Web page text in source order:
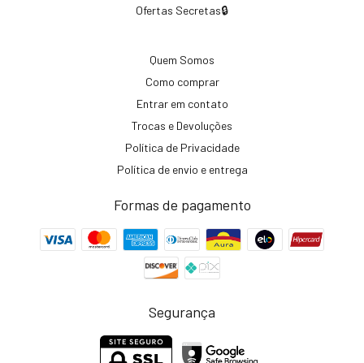
Ofertas Secretas🔒
Quem Somos
Como comprar
Entrar em contato
Trocas e Devoluções
Política de Privacidade
Política de envio e entrega
Formas de pagamento
Segurança